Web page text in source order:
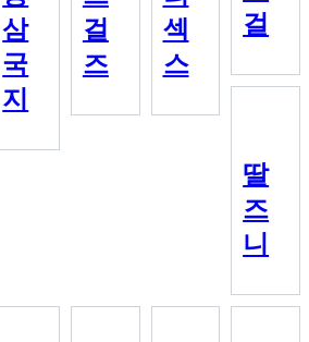
삼
국
지
걸
즈
섹
스
걸
딸
즈
니